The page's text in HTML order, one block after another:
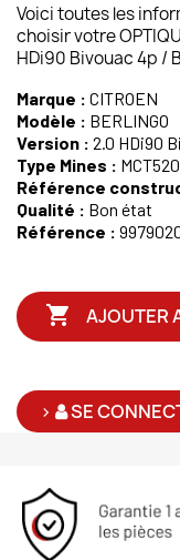
Voici toutes les
choisir votre
HDi90 Bivouac 4p /
Marque : CITROEN
Modèle : BERLINGO
Version : 2.0 HDi90
Type Mines :
Référence
Qualité : Bon état
Référence :
 AJOUTER
> SE